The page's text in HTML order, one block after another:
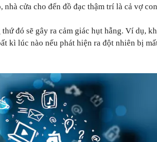
nhà cửa cho đến đồ đạc thậm trí là cả vợ
đó sẽ gây ra cảm giác hụt hẫng. Ví dụ,
kì lúc nào nếu phát hiện ra đột nhiên bị